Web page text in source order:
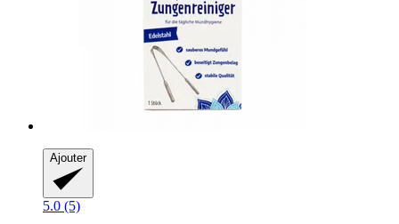
Ajouter
5.0 (5)